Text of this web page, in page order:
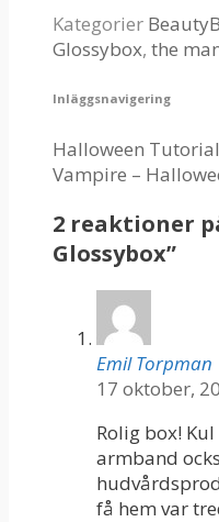
Kategorier
Glossybox, the
Inläggsnavigering
Halloween
Vampire –
2 reaktioner
Glossybox”
Emil Torpman
17 oktober,
Rolig box!
armband
få hem var